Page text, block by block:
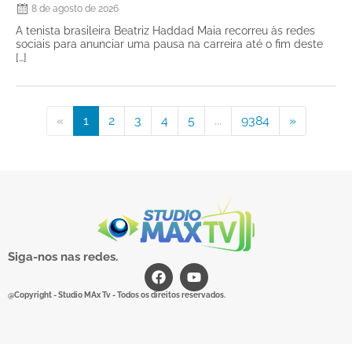
8 de agosto de 2026
A tenista brasileira Beatriz Haddad Maia recorreu às redes
sociais para anunciar uma pausa na carreira até o fim deste
[…]
« 1 2 3 4 5 ... 9384 »
Siga-nos nas redes.
@Copyright - Studio MAx Tv - Todos os direitos reservados.